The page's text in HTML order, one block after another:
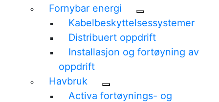
Fornybar energi
Kabelbeskyttelsessystemer
Distribuert oppdrift
Installasjon og fortøyning av
oppdrift
Havbruk
Activa fortøynings- og